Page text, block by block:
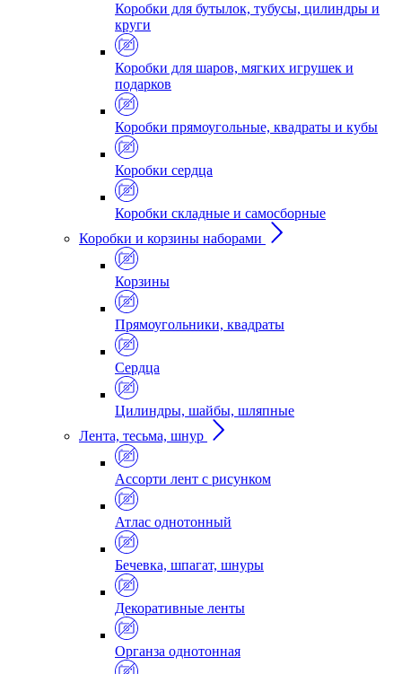
Коробки для бутылок, тубусы, цилиндры и
круги
Коробки для шаров, мягких игрушек и
подарков
Коробки прямоугольные, квадраты и кубы
Коробки сердца
Коробки складные и самосборные
Коробки и корзины наборами
Корзины
Прямоугольники, квадраты
Сердца
Цилиндры, шайбы, шляпные
Лента, тесьма, шнур
Ассорти лент с рисунком
Атлас однотонный
Бечевка, шпагат, шнуры
Декоративные ленты
Органза однотонная